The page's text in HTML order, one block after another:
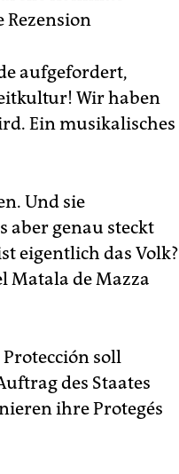
Rezension
aufgefordert,
Wir haben
Ein musikalisches
Und sie
aber genau steckt
eigentlich das Volk?
Matala de Mazza
soll
des Staates
ihre Protegés